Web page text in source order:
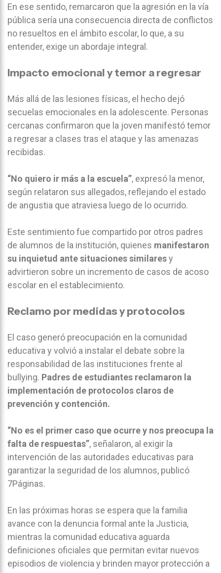
En ese sentido, remarcaron que la agresión en la vía
pública sería una consecuencia directa de conflictos
no resueltos en el ámbito escolar, lo que, a su
entender, exige un abordaje integral.
Impacto emocional y temor a regresar
Más allá de las lesiones físicas, el hecho dejó
secuelas emocionales en la adolescente. Personas
cercanas confirmaron que la joven manifestó temor
a regresar a clases tras el ataque y las amenazas
recibidas.
“No quiero ir más a la escuela”, expresó la menor,
según relataron sus allegados, reflejando el estado
de angustia que atraviesa luego de lo ocurrido.
Este sentimiento fue compartido por otros padres
de alumnos de la institución, quienes manifestaron
su inquietud ante situaciones similaresy
advirtieron sobre un incremento de casos de acoso
escolar en el establecimiento.
Reclamo por medidas y protocolos
El caso generó preocupación en la comunidad
educativa y volvió a instalar el debate sobre la
responsabilidad de las instituciones frente al
bullying. Padres de estudiantes reclamaron la
implementación de protocolos claros de
prevención y contención.
“No es el primer caso que ocurre y nos preocupa la
falta de respuestas”, señalaron, al exigir la
intervención de las autoridades educativas para
garantizar la seguridad de los alumnos, publicó
7Páginas.
En las próximas horas se espera que la familia
avance con la denuncia formal ante la Justicia,
mientras la comunidad educativa aguarda
definiciones oficiales que permitan evitar nuevos
episodios de violencia y brinden mayor protección a